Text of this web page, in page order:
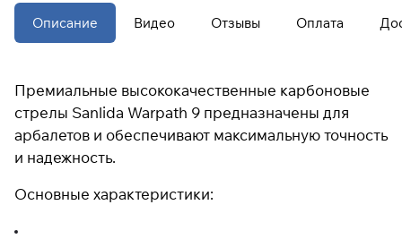
Описание Видео Отзывы Оплата
Премиальные высококачественные карбоновые
стрелы Sanlida Warpath 9 предназначены для
арбалетов и обеспечивают максимальную точность
и надежность.
Основные характеристики:
раз в 2
plait.ru